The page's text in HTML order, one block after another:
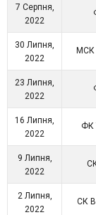
7 Серпня,
2022
30 Липня,
2022
МСК
23 Липня,
2022
16 Липня,
2022
ФК
9 Липня,
2022
2 Липня,
2022
СК